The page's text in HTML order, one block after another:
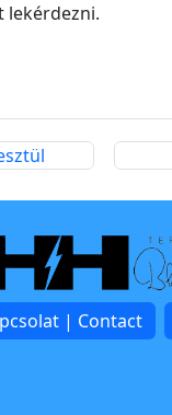
lekérdezni.
| Contact